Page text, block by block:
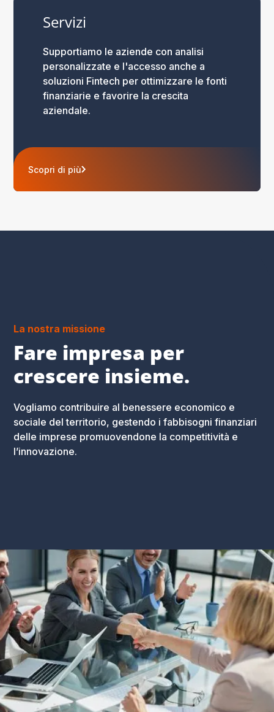
Servizi
Supportiamo le aziende con analisi
personalizzate e l'accesso anche a
soluzioni Fintech per ottimizzare le fonti
finanziarie e favorire la crescita
aziendale.
Scopri di più
La nostra missione
Fare impresa per
crescere insieme.
Vogliamo contribuire al benessere economico e
sociale del territorio, gestendo i fabbisogni finanziari
delle imprese promuovendone la competitività e
l’innovazione.